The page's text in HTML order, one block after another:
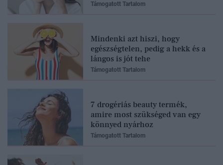
Támogatott Tartalom
Mindenki azt hiszi, hogy
egészségtelen, pedig a hekk és a
lángos is jót tehe
Támogatott Tartalom
7 drogériás beauty termék,
amire most szükséged van egy
könnyed nyárhoz
Támogatott Tartalom